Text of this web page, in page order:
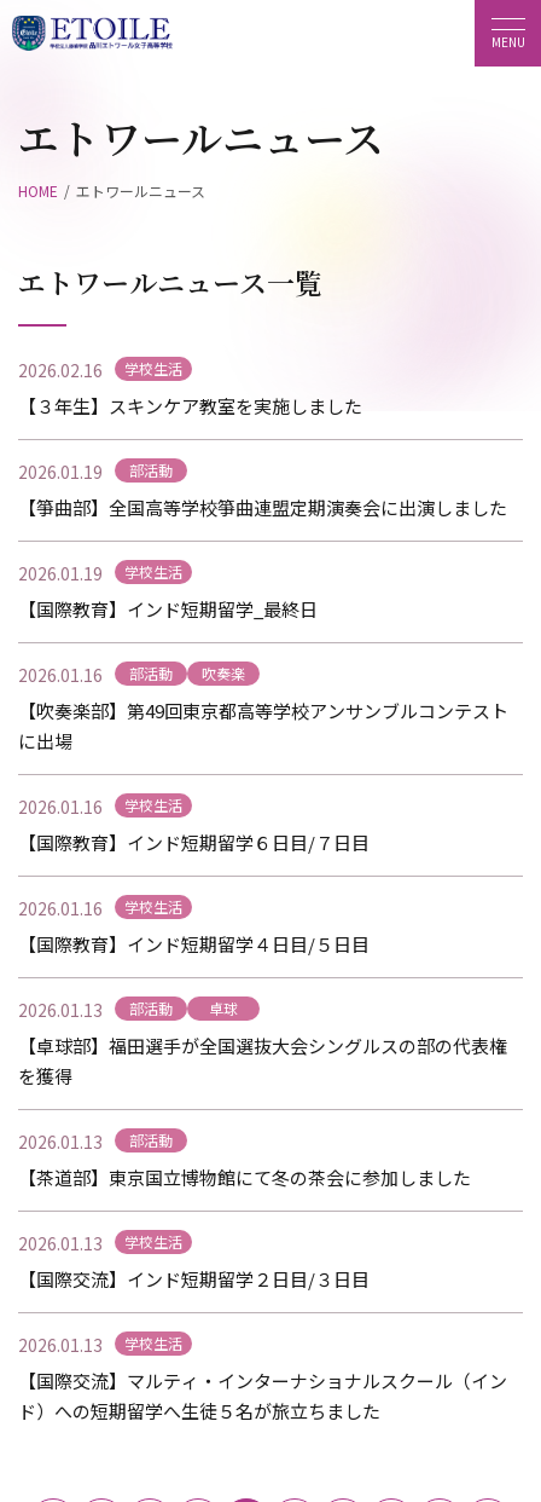
エトワールニュース
HOME エトワールニュース
エトワールニュース一覧
2026.02.16 学校生活
【３年生】スキンケア教室を実施しました
2026.01.19 部活動
【箏曲部】全国高等学校箏曲連盟定期演奏会に出演しました
2026.01.19 学校生活
【国際教育】インド短期留学_最終日
2026.01.16 部活動 吹奏楽
【吹奏楽部】第49回東京都高等学校アンサンブルコンテスト
に出場
2026.01.16 学校生活
【国際教育】インド短期留学６日目/７日目
2026.01.16 学校生活
【国際教育】インド短期留学４日目/５日目
2026.01.13 部活動 卓球
【卓球部】福田選手が全国選抜大会シングルスの部の代表権
を獲得
2026.01.13 部活動
【茶道部】東京国立博物館にて冬の茶会に参加しました
2026.01.13 学校生活
【国際交流】インド短期留学２日目/３日目
2026.01.13 学校生活
【国際交流】マルティ・インターナショナルスクール（イン
ド）への短期留学へ生徒５名が旅立ちました